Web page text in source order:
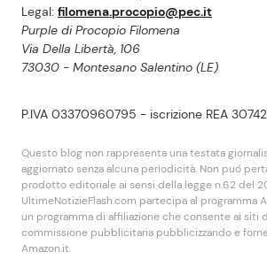
Legal: filomena.procopio@pec.it
Purple di Procopio Filomena
Via Della Libertà, 106
73030 - Montesano Salentino (LE)
P.IVA 03370960795 - iscrizione REA
Questo blog non rappresenta una testata
aggiornato senza alcuna periodicità. Non puó
prodotto editoriale ai sensi della legge n.62 del
UltimeNotizieFlash.com partecipa al programma
un programma di affiliazione che consente ai siti
commissione pubblicitaria pubblicizzando e
Amazon.it.